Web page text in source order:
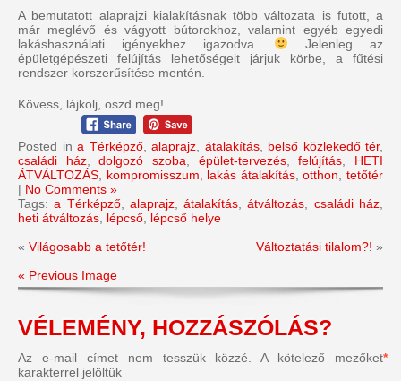
A bemutatott alaprajzi kialakításnak több változata is futott, a
már meglévő és vágyott bútorokhoz, valamint egyéb egyedi
lakáshasználati igényekhez igazodva.
Jelenleg az
épületgépészeti felújítás lehetőségeit járjuk körbe, a fűtési
rendszer korszerűsítése mentén.
Kövess, lájkolj, oszd meg!
Posted in a Térképző, alaprajz átalakítás, belső közlekedő tér,
családi ház,dolgozó szoba épület-tervezés,felújítás
HETI
ÁTVÁLTOZÁS
kompromisszum lakás átalakítás,otthon ,tetőtér
| No Comments »
Tags:a Térképző, alaprajz,átalakítás ,átváltozás családi ház
heti átváltozás lépcső lépcső helye
« Világosabb a tetőtér! Változtatási tilalom?! »
« Previous Image
VÉLEMÉNY, HOZZÁSZÓLÁS?
Az e-mail címet nem tesszük közzé. A kötelező mezőket*
karakterrel jelöltük